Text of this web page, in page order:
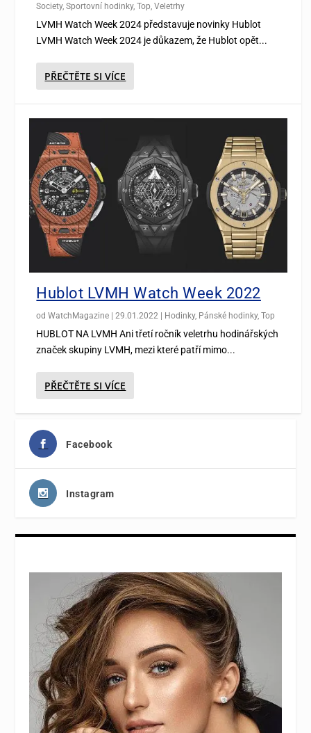
Society,Sportovní hodinky,Top,Veletrhy
LVMH Watch Week 2024 představuje novinky Hublot
LVMH Watch Week 2024 je důkazem, že Hublot opět...
PŘEČTĚTE SI VÍCE
Hublot LVMH Watch Week 2022
odWatchMagazine |29.01.2022 Hodinky, Pánské hodinky,Top
HUBLOT NA LVMH Ani třetí ročník veletrhu hodinářských
značek skupiny LVMH, mezi které patří mimo...
PŘEČTĚTE SI VÍCE
Facebook
Instagram